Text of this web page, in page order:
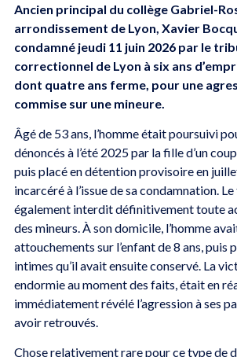
Ancien principal du collège Gabriel-
arrondissement de Lyon, Xavier
condamné jeudi 11 juin 2026 par le
correctionnel de Lyon à six ans
dont quatre ans ferme, pour une
commise sur une mineure.
Âgé de 53 ans, l’homme était poursuivi
dénoncés à l’été 2025 par la fille d’un
puis placé en détention provisoire en
incarcéré à l’issue de sa condamnation.
également interdit définitivement toute
des mineurs. À son domicile, l’homme
attouchements sur l’enfant de 8 ans, puis
intimes qu’il avait ensuite conservé. La
endormie au moment des faits, était en
immédiatement révélé l’agression à ses
avoir retrouvés.
Chose relativement rare pour ce type de